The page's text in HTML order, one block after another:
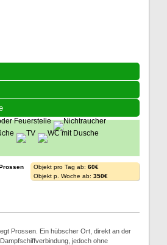
Objekt pro Tag ab: 60€
Objekt p. Woche ab: 350€
Prossen. Ein hübscher Ort, direkt an der
jedoch ohne